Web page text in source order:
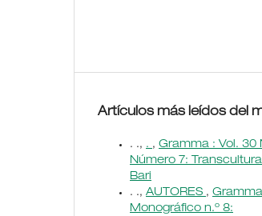
Artículos más leídos del
. ., . , Gramma : Vol. 30
Número 7:
Bari
. ., AUTORES ,
Monográfico n.º 8: